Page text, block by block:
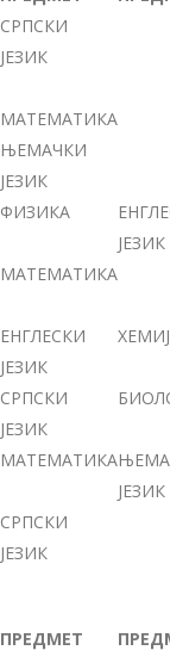
СРПСКИ
ЈЕЗИК
МАТЕМАТИКА
ЊЕМАЧКИ
ЈЕЗИК
ФИЗИКА
ЈЕЗИК
МАТЕМАТИКА
ЕНГЛЕСКИ
ЈЕЗИК
СРПСКИ
ЈЕЗИК
МАТЕМАТИКА
ЈЕЗИК
СРПСКИ
ЈЕЗИК
ПРЕДМЕТ